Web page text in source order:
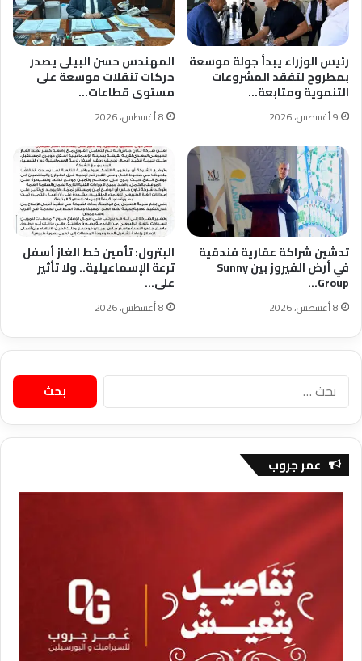
رئيس الوزراء يبدأ جولة موسعة
بمطروح لتفقد المشروعات
التنموية ومتابعة…
9 أغسطس، 2026
المهندس حسن البيلى يصدر
حركات تنقلات موسعة على
مستوى قطاعات…
8 أغسطس، 2026
تدشين شراكة عقارية فندقية
في أرض الفيروز بين Sunny
Group…
8 أغسطس، 2026
البترول: تأمين خط الغاز أسفل
ترعة الإسماعيلية.. ولا تأثير
على…
8 أغسطس، 2026
البحث
عن:
عمر جروب